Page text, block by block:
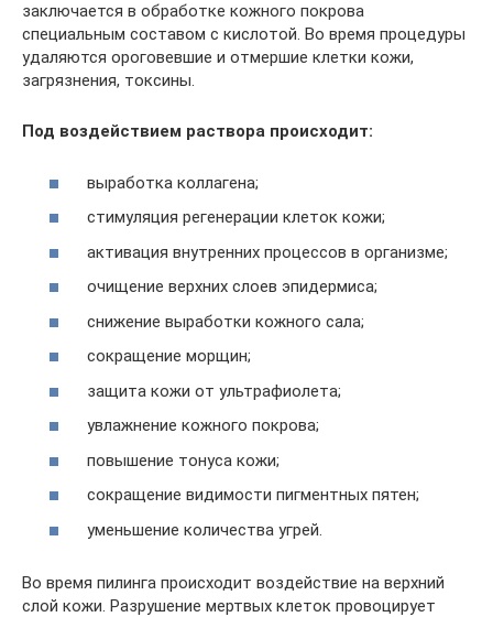
заключается в обработке кожного покрова
специальным составом с кислотой. Во время процедуры
удаляются ороговевшие и отмершие клетки кожи,
загрязнения, токсины.
Под воздействием раствора происходит:
выработка коллагена;
стимуляция регенерации клеток кожи;
активация внутренних процессов в организме;
очищение верхних слоев эпидермиса;
снижение выработки кожного сала;
сокращение морщин;
защита кожи от ультрафиолета;
увлажнение кожного покрова;
повышение тонуса кожи;
сокращение видимости пигментных пятен;
уменьшение количества угрей.
Во время пилинга происходит воздействие на верхний
слой кожи. Разрушение мертвых клеток провоцирует